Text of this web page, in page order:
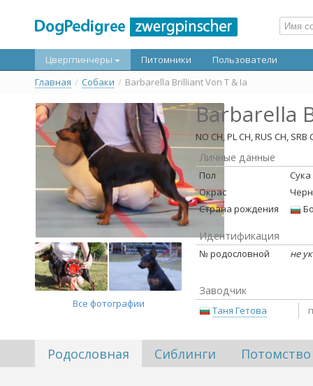
Цвергпинчеры Питомники
Пользователи
Главная / Собаки / Barbarella Brilliant Von T & Ia
Все фотографии
Barbarella
NO CH, PL CH, RUS CH, SRB
Личные данные
Пол
Сука
Окрас
Страна рождения
Идентификация
№ родословной не
Заводчик
Таня Гетова
Родословная Сиблинги Потомство